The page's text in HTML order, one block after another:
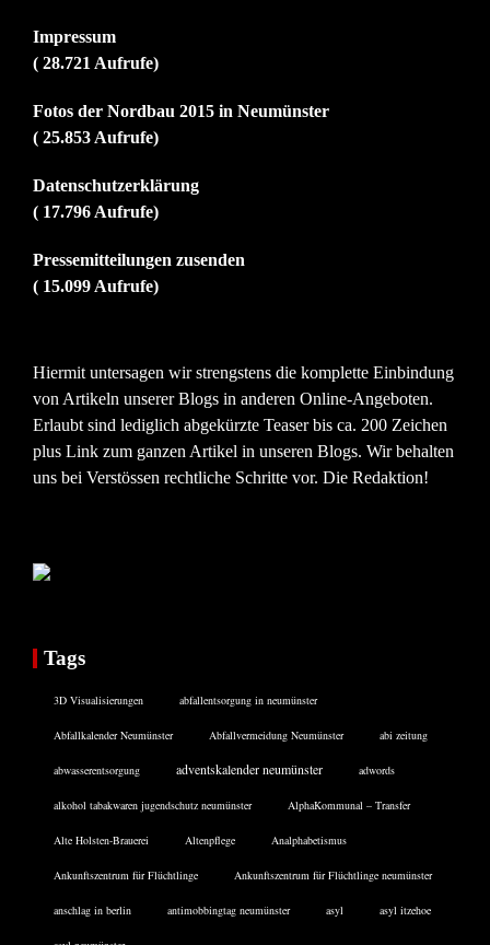
Impressum
( 28.721 Aufrufe)
Fotos der Nordbau 2015 in Neumünster
( 25.853 Aufrufe)
Datenschutzerklärung
( 17.796 Aufrufe)
Pressemitteilungen zusenden
( 15.099 Aufrufe)
Hiermit untersagen wir strengstens die komplette Einbindung
von Artikeln unserer Blogs in anderen Online-Angeboten.
Erlaubt sind lediglich abgekürzte Teaser bis ca. 200 Zeichen
plus Link zum ganzen Artikel in unseren Blogs. Wir behalten
uns bei Verstössen rechtliche Schritte vor. Die Redaktion!
Tags
3D Visualisierungen abfallentsorgung in neumünster
Abfallkalender Neumünster Abfallvermeidung Neumünster abi zeitung
abwasserentsorgung adventskalender neumünster adwords
alkohol tabakwaren jugendschutz neumünster AlphaKommunal – Transfer
Alte Holsten-Brauerei Altenpflege Analphabetismus
Ankunftszentrum für Flüchtlinge Ankunftszentrum für Flüchtlinge neumünster
anschlag in berlin antimobbingtag neumünster asyl asyl itzehoe